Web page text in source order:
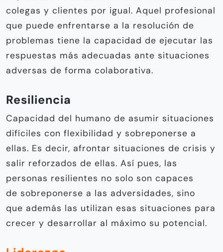
adversas de forma colaborativa.
Resiliencia
Capacidad del humano de asumir situaciones
difíciles con flexibilidad y sobreponerse a
salir reforzados de ellas. Así pues, las
personas resilientes no solo son capaces
de sobreponerse a las adversidades, sino
que además las utilizan esas situaciones para
crecer y desarrollar al máximo su potencial.
Liderazgo
Aquellas personas con buenas habilidades de
liderazgo entre sus soft skills tendrán la